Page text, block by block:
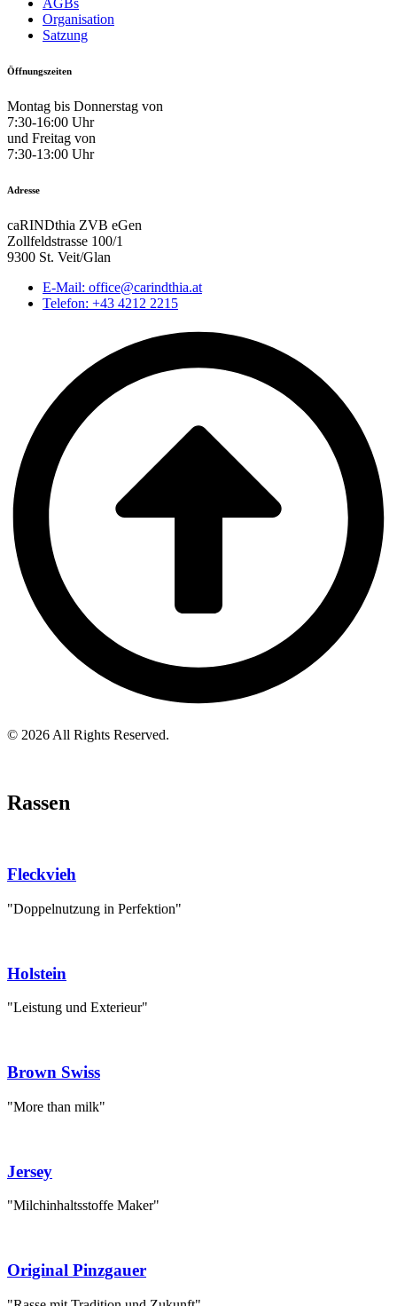
Organisation
Satzung
Öffnungszeiten
Montag bis Donnerstag von
7:30-16:00 Uhr
und Freitag von
7:30-13:00 Uhr
Adresse
caRINDthia ZVB eGen
Zollfeldstrasse 100/1
9300 St. Veit/Glan
E-Mail: office@carindthia.at
Telefon: +43 4212 2215
© 2026 All Rights Reserved.
Rassen
Fleckvieh
"Doppelnutzung in Perfektion"
Holstein
"Leistung und Exterieur"
Brown Swiss
"More than milk"
Jersey
"Milchinhaltsstoffe Maker"
Original Pinzgauer